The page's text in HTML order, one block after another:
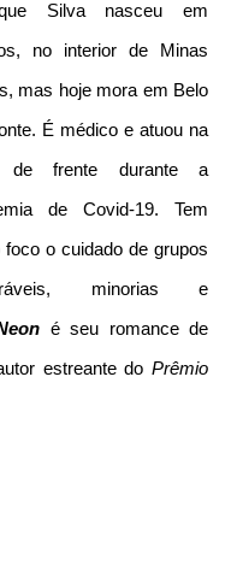
Silva nasceu em
no interior de Minas
mas hoje mora em Belo
É médico e atuou na
de frente durante a
de Covid-19. Tem
foco o cuidado de grupos
minorias e
é seu romance de
estreante do Prêmio